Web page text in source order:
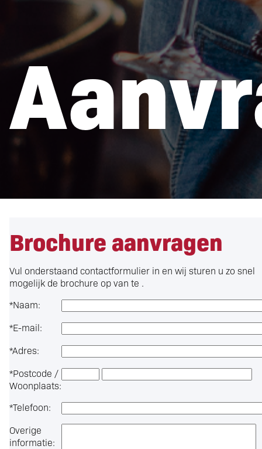
Brochure aanvragen
Vul onderstaand contactformulier in en wij sturen u zo snel
mogelijk de brochure op van te .
*Naam:
*E-mail:
*Adres:
*Postcode /
Woonplaats:
*Telefoon:
Overige
informatie: